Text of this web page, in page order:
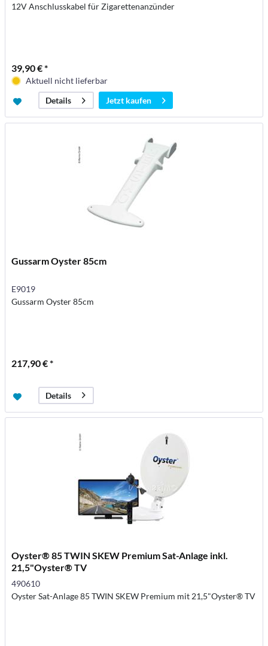
12V Anschlusskabel für Zigarettenanzünder
39,90 € *
Aktuell nicht lieferbar
Details
Jetzt kaufen
Gussarm Oyster 85cm
E9019
Gussarm Oyster 85cm
217,90 € *
Details
Oyster® 85 TWIN SKEW Premium Sat-Anlage inkl.
21,5"Oyster® TV
490610
Oyster Sat-Anlage 85 TWIN SKEW Premium mit 21,5"Oyster® TV